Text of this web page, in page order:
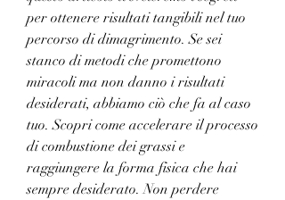
per ottenere risultati tangibili nel tuo
percorso di dimagrimento. Se sei
stanco di metodi che promettono
miracoli ma non danno i risultati
desiderati, abbiamo ciò che fa al caso
tuo. Scopri come accelerare il processo
di combustione dei grassi e
raggiungere la forma fisica che hai
sempre desiderato. Non perdere